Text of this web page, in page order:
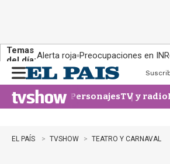
Temas
del día:Alerta roja Preocupaciones en INR
n
u
PersonajesTV y radio
EL PAÍS TVSHOW TEATRO Y CARNAVAL